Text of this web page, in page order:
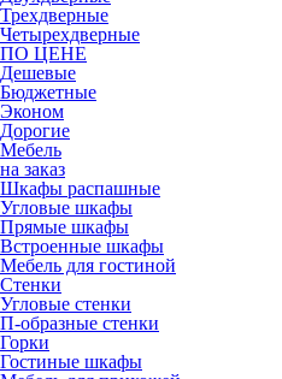
Трехдверные
Четырехдверные
ПО ЦЕНЕ
Дешевые
Бюджетные
Эконом
Дорогие
Мебель
на заказ
Шкафы распашные
Угловые шкафы
Прямые шкафы
Встроенные шкафы
Мебель для гостиной
Стенки
Угловые стенки
П-образные стенки
Горки
Гостиные шкафы